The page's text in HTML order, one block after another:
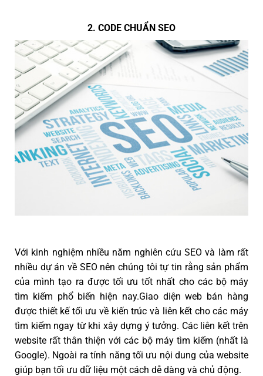
2. CODE CHUẨN SEO
Với kinh nghiệm nhiều năm nghiên cứu SEO và làm rất
nhiều dự án về SEO nên chúng tôi tự tin rằng sản phẩm
của mình tạo ra được tối ưu tốt nhất cho các bộ máy
tìm kiếm phổ biến hiện nay.Giao diện web bán hàng
được thiết kế tối ưu về kiến trúc và liên kết cho các máy
tìm kiếm ngay từ khi xây dựng ý tưởng. Các liên kết trên
website rất thân thiện với các bộ máy tìm kiếm (nhất là
Google). Ngoài ra tính năng tối ưu nội dung của website
giúp bạn tối ưu dữ liệu một cách dễ dàng và chủ động.